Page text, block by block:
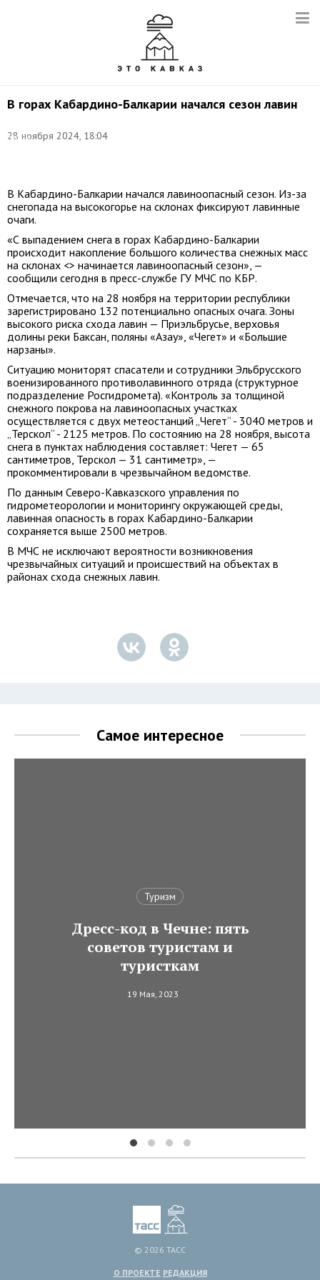
В горах Кабардино-Балкарии начался сезон лавин
28 ноября 2024, 18:04
Нозим
В Кабардино-Балкарии начался лавиноопасный сезон. Из-за
снегопада на высокогорье на склонах фиксируют лавинные
очаги.
«С выпадением снега в горах Кабардино-Балкарии
происходит накопление большого количества снежных масс
на склонах <> начинается лавиноопасный сезон», —
сообщили сегодня в пресс-службе ГУ МЧС по КБР.
Отмечается, что на 28 ноября на территории республики
зарегистрировано 132 потенциально опасных очага. Зоны
высокого риска схода лавин — Приэльбрусье, верховья
долины реки Баксан, поляны «Азау», «Чегет» и «Большие
нарзаны».
Ситуацию мониторят спасатели и сотрудники Эльбрусского
военизированного противолавинного отряда (структурное
подразделение Росгидромета). «Контроль за толщиной
снежного покрова на лавиноопасных участках
осуществляется с двух метеостанций „Чегет“ - 3040 метров и
„Терскол“ - 2125 метров. По состоянию на 28 ноября, высота
снега в пунктах наблюдения составляет: Чегет — 65
сантиметров, Терскол — 31 сантиметр», —
прокомментировали в чрезвычайном ведомстве.
По данным Северо-Кавказского управления по
гидрометеорологии и мониторингу окружающей среды,
лавинная опасность в горах Кабардино-Балкарии
сохраняется выше 2500 метров.
В МЧС не исключают вероятности возникновения
чрезвычайных ситуаций и происшествий на объектах в
районах схода снежных лавин.
Самое интересное
Туризм
Дресс-код в Чечне: пять
советов туристам и
туристкам
19 Мая, 2023
© 2026 ТАСС
О ПРОЕКТЕ РЕДАКЦИЯ